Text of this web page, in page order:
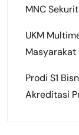
MNC
UKM
Masyarakat
Prodi S1
Akreditasi